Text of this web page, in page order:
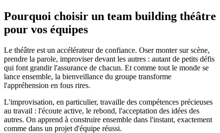
Pourquoi choisir un team building théâtre
pour vos équipes
Le théâtre est un accélérateur de confiance. Oser monter sur scène,
prendre la parole, improviser devant les autres : autant de petits défis
qui font grandir l'assurance de chacun. Et comme tout le monde se
lance ensemble, la bienveillance du groupe transforme
l'appréhension en fous rires.
L'improvisation, en particulier, travaille des compétences précieuses
au travail : l'écoute active, le rebond, l'acceptation des idées des
autres. On apprend à construire ensemble dans l'instant, exactement
comme dans un projet d'équipe réussi.